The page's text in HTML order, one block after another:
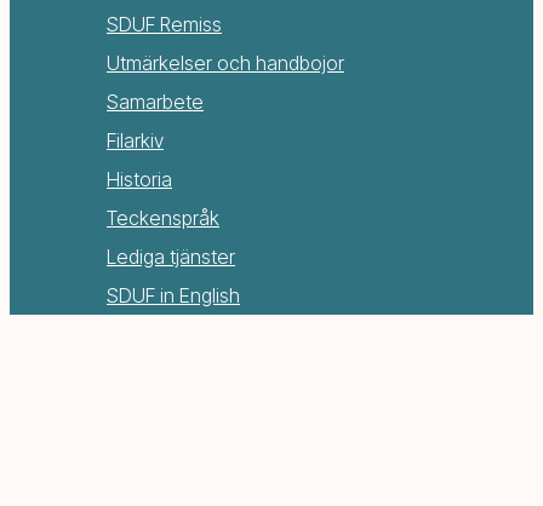
SDUF Remiss
Utmärkelser och handbojor
Samarbete
Filarkiv
Historia
Teckenspråk
Lediga tjänster
SDUF in English